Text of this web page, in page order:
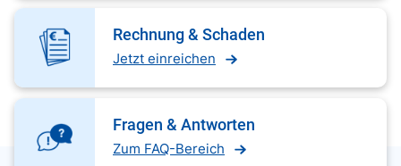
Rechnung & Schaden
Jetzt einreichen
Fragen & Antworten
Zum FAQ-Bereich